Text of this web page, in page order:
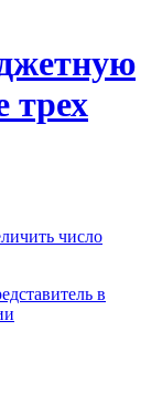
трех
число
в